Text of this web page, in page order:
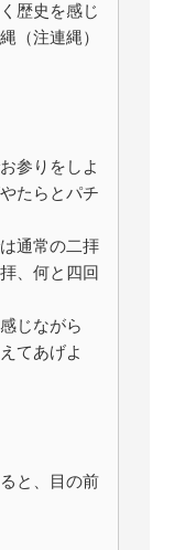
歴史を感じ
（注連縄）
参りをしよ
たらとパチ
通常の二拝
、何と四回
じながら
てあげよ
と、目の前